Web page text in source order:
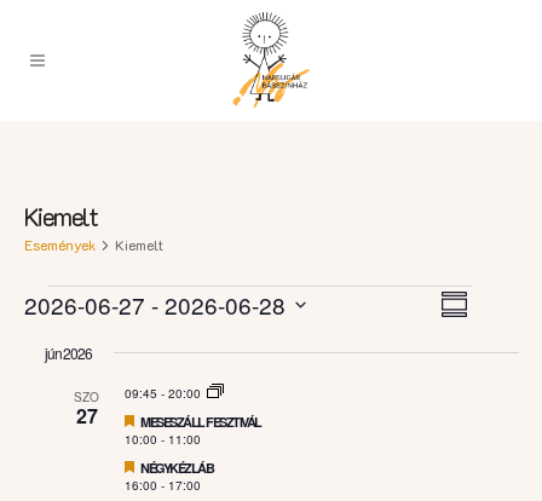
Kiemelt
Események Kiemelt
Események
Navigációs
Esemény
nézet
Summary
2026-06-27 - 2026-06-28
date.
jún 2026
SZO
27
09:45 - 20:00
Featured
MESESZÁLL FESZTIVÁL
10:00 - 11:00
Featured
NÉGYKÉZLÁB
16:00 - 17:00